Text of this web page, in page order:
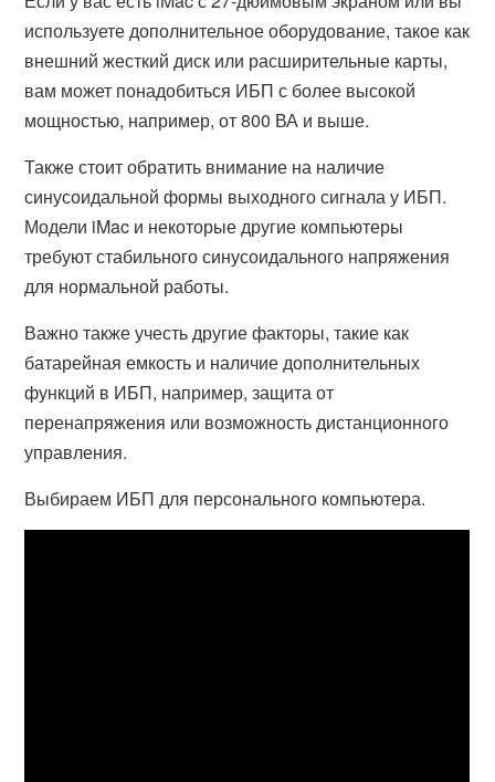
используете дополнительное оборудование, такое как
внешний жесткий диск или расширительные карты,
вам может понадобиться ИБП с более высокой
мощностью, например, от 800 ВА и выше.
Также стоит обратить внимание на наличие
синусоидальной формы выходного сигнала у ИБП.
Модели iMac и некоторые другие компьютеры
требуют стабильного синусоидального напряжения
для нормальной работы.
Важно также учесть другие факторы, такие как
батарейная емкость и наличие дополнительных
функций в ИБП, например, защита от
перенапряжения или возможность дистанционного
управления.
Выбираем ИБП для персонального компьютера.